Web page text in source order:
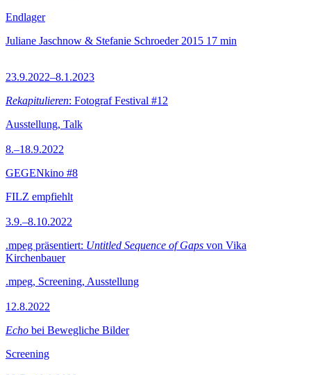
Endlager
Juliane Jaschnow & Stefanie Schroeder 2015 17 min
23.9.2022–8.1.2023
Rekapitulieren: Fotograf Festival #12
Ausstellung, Talk
8.–18.9.2022
GEGENkino #8
FILZ empfiehlt
3.9.–8.10.2022
.mpeg präsentiert: Untitled Sequence of Gaps von Vika
Kirchenbauer
.mpeg, Screening, Ausstellung
12.8.2022
Echo bei Bewegliche Bilder
Screening